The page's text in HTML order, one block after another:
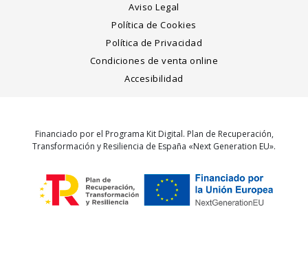
Aviso Legal
Política de Cookies
Política de Privacidad
Condiciones de venta online
Accesibilidad
Financiado por el Programa Kit Digital. Plan de Recuperación,
Transformación y Resiliencia de España «Next Generation EU».